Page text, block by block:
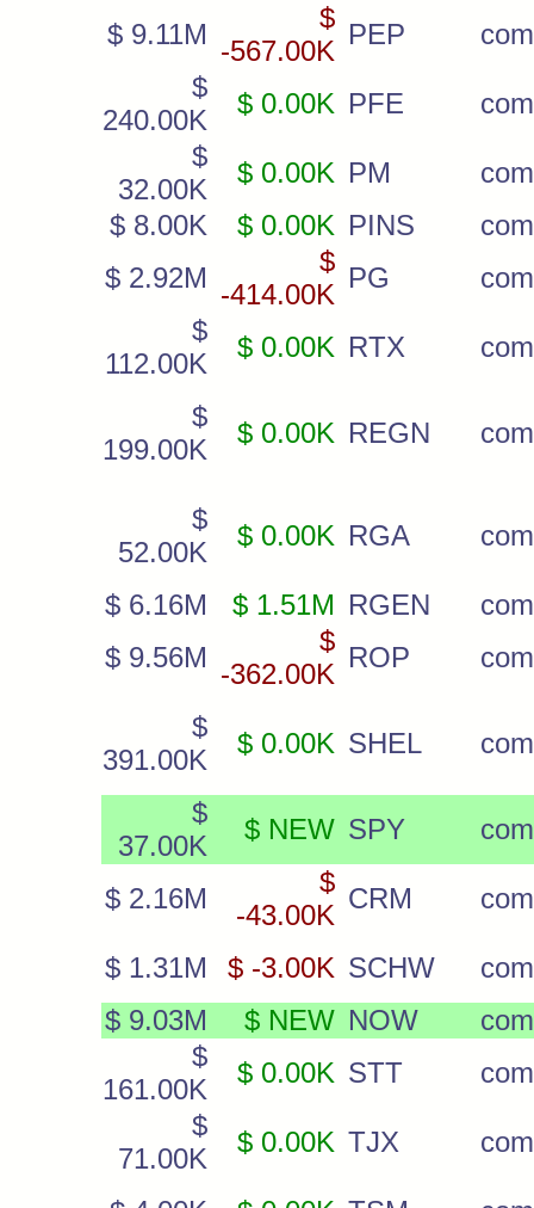
$ 9.11M
$
-567.00K
PEP
com
$
240.00K
$ 0.00K PFE
com
$
32.00K
$ 0.00K PM
com
$ 8.00K
$ 0.00K PINS
com
$ 2.92M
$
-414.00K
PG
com
$
112.00K
$ 0.00K RTX com
$
199.00K
$ 0.00K REGN com
$
52.00K
$ 0.00K RGA com
$ 6.16M $ 1.51M RGEN
com
$ 9.56M
$
-362.00K
ROP com
$
391.00K
$ 0.00K SHEL com
$
37.00K
$ NEW SPY com
$ 2.16M
$
-43.00K
CRM com
$ 1.31M $ -3.00K SCHW
com
$ 9.03M
$ NEW NOW
com
$
161.00K
$ 0.00K STT
com
$
71.00K
$ 0.00K TJX com